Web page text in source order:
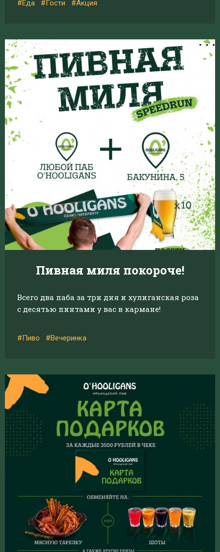
#Еда #Гости #Акция
Пивная миля покороче!
Всего два паба за три дня и хулиганская роза
с десятью пинтами у вас в кармане!
#Пиво #Вечеринка